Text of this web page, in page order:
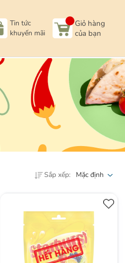
Tin tức
khuyến mãi
Giỏ hàng
của bạn
Sắp xếp: Mặc định